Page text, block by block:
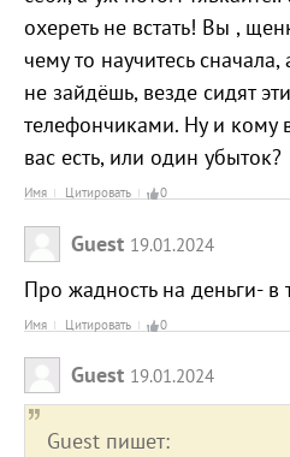
охереть не встать! Вы ,
чему то научитесь
не зайдёшь, везде сидят
телефончиками. Ну и кому
вас есть, или один убыток?
Имя Цитировать 0
Guest 19.01.2024
Про жадность на деньги- в
Имя Цитировать 0
Guest 19.01.2024
Guest пишет: